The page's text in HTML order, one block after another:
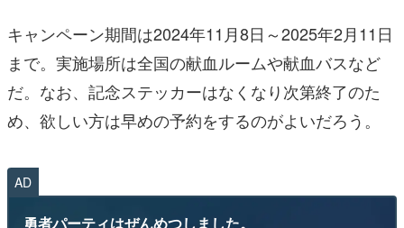
キャンペーン期間は2024年11月8日～2025年2月11日
まで。実施場所は全国の献血ルームや献血バスなど
だ。なお、記念ステッカーはなくなり次第終了のた
め、欲しい方は早めの予約をするのがよいだろう。
AD
勇者パーティはぜんめつしました。